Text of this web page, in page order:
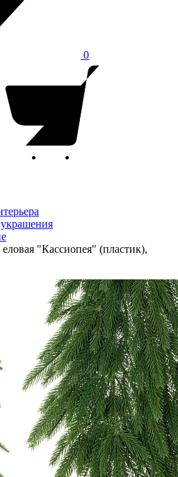
0
"Кассиопея" (пластик),